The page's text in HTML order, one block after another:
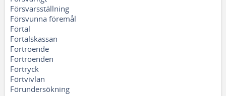
Försvarsställning
Försvunna föremål
Förtal
Förtalskassan
Förtroende
Förtroenden
Förtryck
Förtvivlan
Förundersökning